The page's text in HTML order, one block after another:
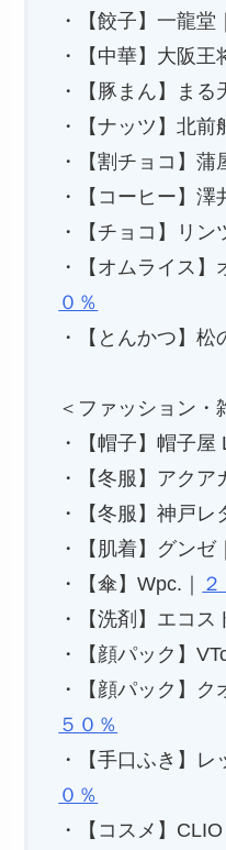
・【餃子】一龍堂｜
・【中華】大阪王
・【豚まん】まる
・【ナッツ】北前
・【割チョコ】蒲
・【コーヒー】澤
・【チョコ】リン
・【オムライス】
０％
・【とんかつ】松
＜ファッション・
・【帽子】帽子屋
・【冬服】アクア
・【冬服】神戸レ
・【肌着】グンゼ｜
・【傘】Wpc.｜
・【洗剤】エコス
・【顔パック】
・【顔パック】ク
５０％
・【手口ふき】レ
０％
・【コスメ】CLIO